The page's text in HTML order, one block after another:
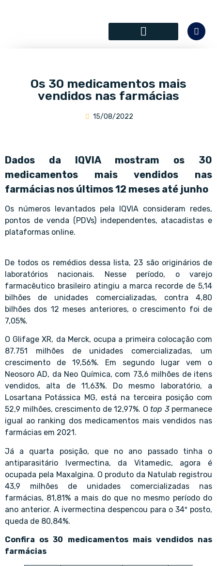
Os 30 medicamentos mais
vendidos nas farmácias
15/08/2022
Dados da IQVIA mostram os 30
medicamentos mais vendidos nas
farmácias nos últimos 12 meses até junho
Os números levantados pela IQVIA consideram redes,
pontos de venda (PDVs) independentes, atacadistas e
plataformas online.
De todos os remédios dessa lista, 23 são originários de
laboratórios nacionais. Nesse período, o varejo
farmacêutico brasileiro atingiu a marca recorde de 5,14
bilhões de unidades comercializadas, contra 4,80
bilhões dos 12 meses anteriores, o crescimento foi de
7,05%.
O Glifage XR, da Merck, ocupa a primeira colocação com
87.751 milhões de unidades comercializadas, um
crescimento de 19,56%. Em segundo lugar vem o
Neosoro AD, da Neo Química, com 73,6 milhões de itens
vendidos, alta de 11,63%. Do mesmo laboratório, a
Losartana Potássica MG, está na terceira posição com
52,9 milhões, crescimento de 12,97%. O top 3permanece
igual ao ranking dos medicamentos mais vendidos nas
farmácias em 2021.
Já a quarta posição, que no ano passado tinha o
antiparasitário Ivermectina, da Vitamedic, agora é
ocupada pela Maxalgina. O produto da Natulab registrou
43,9 milhões de unidades comercializadas nas
farmácias, 81,81% a mais do que no mesmo período do
ano anterior. A ivermectina despencou para o 34º posto,
queda de 80,84%.
Confira os 30 medicamentos mais vendidos nas
farmácias